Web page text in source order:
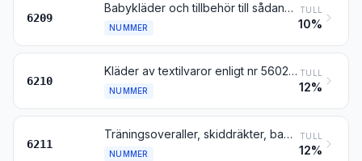
6209
Babykläder och tillbehör till sådana kläder
NUMMER
TULL
10%
6210
Kläder av textilvaror enligt nr 5602, 5603, 5903, 5906 eller 5907
NUMMER
TULL
12%
6211
Träningsoveraller, skiddräkter, baddräkter och badbyxor; andra kläder
NUMMER
TULL
12%